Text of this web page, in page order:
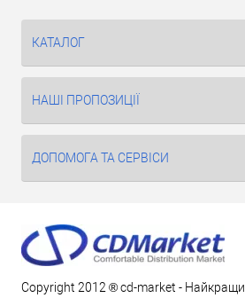
КАТАЛОГ
НАШІ ПРОПОЗИЦІЇ
ДОПОМОГА ТА СЕРВІСИ
Copyright 2012 ® cd-market -